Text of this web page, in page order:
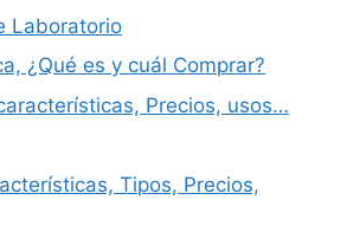
Laboratorio
¿Qué es y cuál Comprar?
Precios, usos…
Tipos, Precios,